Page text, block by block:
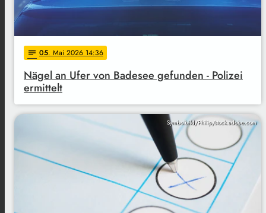
notes 05. Mai 2026 14:36
Nägel an Ufer von Badesee gefunden - Polizei
ermittelt
Symbolbild/Philip/stock.adobe.com